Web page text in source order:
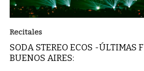
Recitales
SODA STEREO ECOS -ÚLTIMAS
BUENOS AIRES: